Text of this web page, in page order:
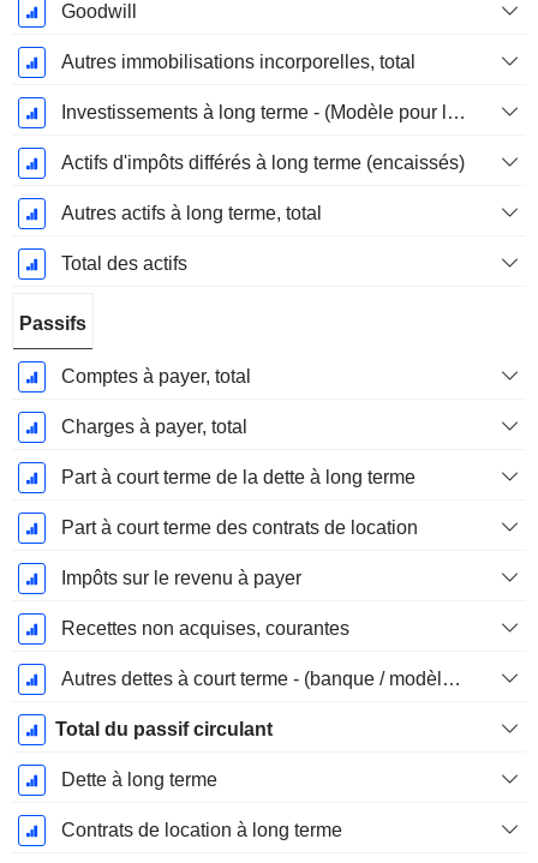
Goodwill
Autres immobilisations incorporelles, total
Investissements à long terme - (Modèle pour les services publics)
Actifs d'impôts différés à long terme (encaissés)
Autres actifs à long terme, total
Total des actifs
Passifs
Comptes à payer, total
Charges à payer, total
Part à court terme de la dette à long terme
Part à court terme des contrats de location
Impôts sur le revenu à payer
Recettes non acquises, courantes
Autres dettes à court terme - (banque / modèle de service public)
Total du passif circulant
Dette à long terme
Contrats de location à long terme